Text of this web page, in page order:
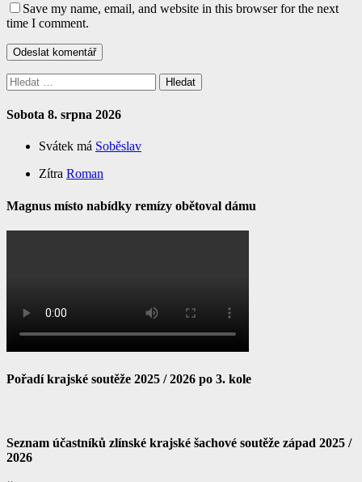
Save my name, email, and website in this browser for the next
time I comment.
Vyhledávání
Sobota 8. srpna 2026
Svátek má Soběslav
Zítra Roman
Magnus místo nabídky remízy obětoval dámu
Pořadí krajské soutěže 2025 / 2026 po 3. kole
Seznam účastníků zlínské krajské šachové soutěže západ 2025 /
2026